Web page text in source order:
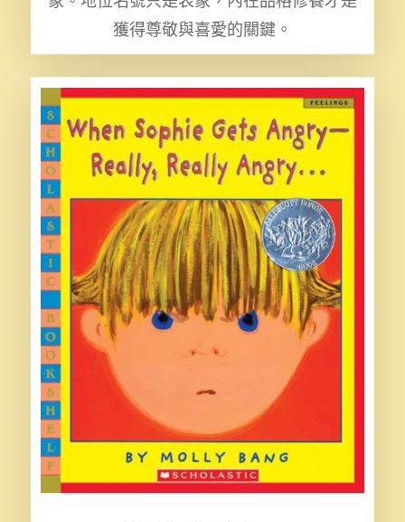
獲得尊敬與喜愛的關鍵。